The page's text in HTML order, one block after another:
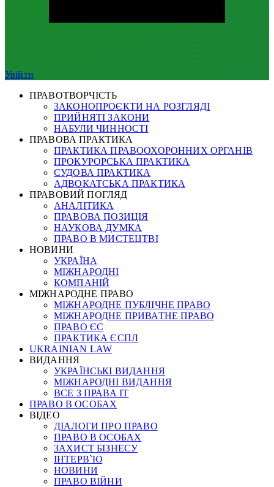
Увійти
ПРАВОТВОРЧІСТЬ
ЗАКОНОПРОЄКТИ НА РОЗГЛЯДІ
ПРИЙНЯТІ ЗАКОНИ
НАБУЛИ ЧИННОСТІ
ПРАВОВА ПРАКТИКА
ПРАКТИКА ПРАВООХОРОННИХ ОРГАНІВ
ПРОКУРОРСЬКА ПРАКТИКА
СУДОВА ПРАКТИКА
АДВОКАТСЬКА ПРАКТИКА
ПРАВОВИЙ ПОГЛЯД
АНАЛІТИКА
ПРАВОВА ПОЗИЦІЯ
НАУКОВА ДУМКА
ПРАВО В МИСТЕЦТВІ
НОВИНИ
УКРАЇНА
МІЖНАРОДНІ
КОМПАНІЙ
МІЖНАРОДНЕ ПРАВО
МІЖНАРОДНЕ ПУБЛІЧНЕ ПРАВО
МІЖНАРОДНЕ ПРИВАТНЕ ПРАВО
ПРАВО ЄС
ПРАКТИКА ЄСПЛ
UKRAINIAN LAW
ВИДАННЯ
УКРАЇНСЬКІ ВИДАННЯ
МІЖНАРОДНІ ВИДАННЯ
ВСЕ З ПРАВА ІТ
ПРАВО В ОСОБАХ
ВІДЕО
ДІАЛОГИ ПРО ПРАВО
ПРАВО В ОСОБАХ
ЗАХИСТ БІЗНЕСУ
ІНТЕРВ`Ю
НОВИНИ
ПРАВО ВІЙНИ